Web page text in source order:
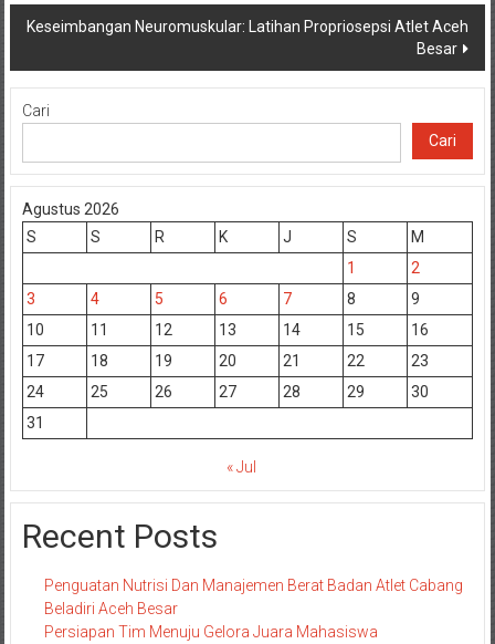
Keseimbangan Neuromuskular: Latihan Propriosepsi Atlet Aceh
Besar
Cari
Cari
Agustus 2026
S
S R K J S
M
1
2
3
4 5 6 7 8
9
10
11 12 13 14 15
16
17
18 19 20 21 22
23
24
25 26 27 28 29
30
31
« Jul
Recent Posts
Penguatan Nutrisi Dan Manajemen Berat Badan Atlet Cabang
Beladiri Aceh Besar
Persiapan Tim Menuju Gelora Juara Mahasiswa